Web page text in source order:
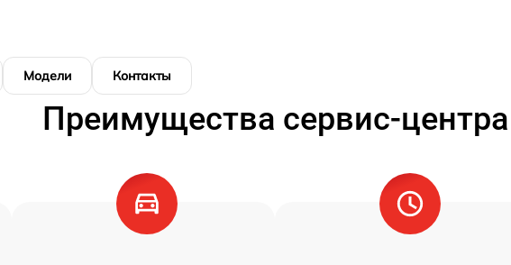
Модели Контакты
Преимущества сервис-центра